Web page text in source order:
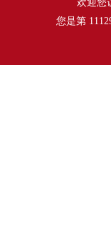
欢迎您
您是第